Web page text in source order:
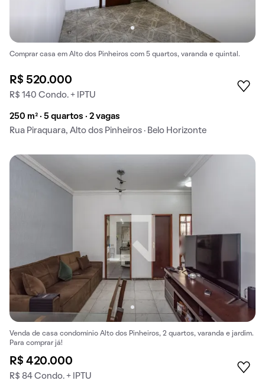
Comprar casa em Alto dos Pinheiros com 5 quartos, varanda e quintal.
R$ 520.000
R$ 140 Condo. + IPTU
250 m² · 5 quartos · 2 vagas
Rua Piraquara, Alto dos Pinheiros · Belo Horizonte
Venda de casa condomínio Alto dos Pinheiros, 2 quartos, varanda e jardim.
Para comprar já!
R$ 420.000
R$ 84 Condo. + IPTU